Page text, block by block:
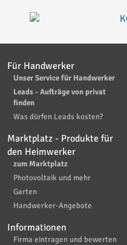
Für Handwerker
Unser Service für Handwerker
Leads - Aufträge von privat
finden
Was dürfen Leads kosten?
Marktplatz - Produkte für
den Heimwerker
zum Marktplatz
Photovoltaik und mehr
Garten
Handwerker-Angebote
Informationen
Firma eintragen und bewerten